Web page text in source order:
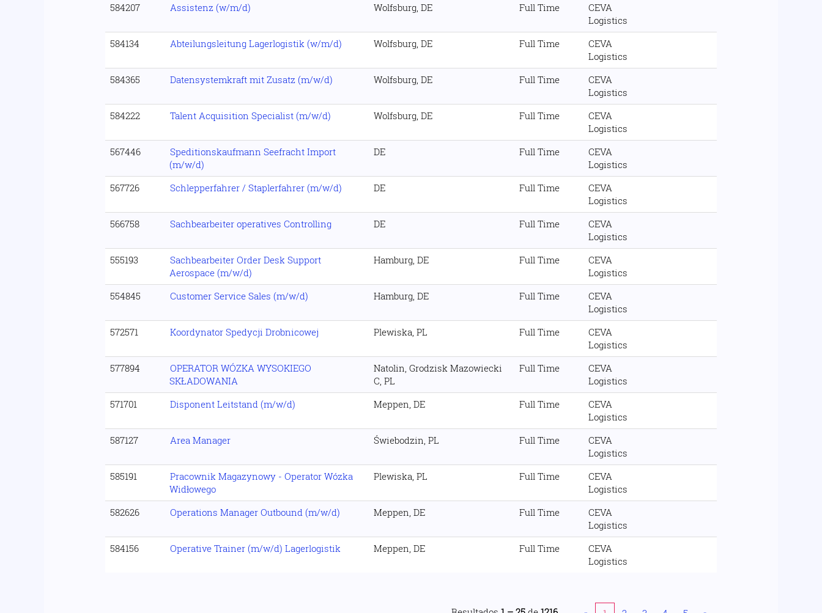
584207
Assistenz (w/m/d) Wolfsburg, DE Full Time
CEVA
Logistics
584134
Abteilungsleitung Lagerlogistik (w/m/d) Wolfsburg, DE Full Time
CEVA
Logistics
584365
Datensystemkraft mit Zusatz (m/w/d) Wolfsburg, DE Full Time
CEVA
Logistics
584222
Talent Acquisition Specialist (m/w/d) Wolfsburg, DE Full Time
CEVA
Logistics
567446
Speditionskaufmann Seefracht Import
(m/w/d)
DE Full Time
CEVA
Logistics
567726
Schlepperfahrer / Staplerfahrer (m/w/d) DE Full Time
CEVA
Logistics
566758
Sachbearbeiter operatives Controlling DE Full Time
CEVA
Logistics
555193
Sachbearbeiter Order Desk Support
Aerospace (m/w/d)
Hamburg, DE Full Time
CEVA
Logistics
554845
Customer Service Sales (m/w/d) Hamburg, DE Full Time
CEVA
Logistics
572571
Koordynator Spedycji Drobnicowej Plewiska, PL Full Time
CEVA
Logistics
577894
OPERATOR WÓZKA WYSOKIEGO
SKŁADOWANIA
Natolin, Grodzisk Mazowiecki
C, PL
Full Time
CEVA
Logistics
571701
Disponent Leitstand (m/w/d) Meppen, DE Full Time
CEVA
Logistics
587127
Area Manager Świebodzin, PL Full Time
CEVA
Logistics
585191
Pracownik Magazynowy - Operator Wózka
Widłowego
Plewiska, PL Full Time
CEVA
Logistics
582626
Operations Manager Outbound (m/w/d) Meppen, DE Full Time
CEVA
Logistics
584156
Operative Trainer (m/w/d) Lagerlogistik Meppen, DE Full Time
CEVA
Logistics